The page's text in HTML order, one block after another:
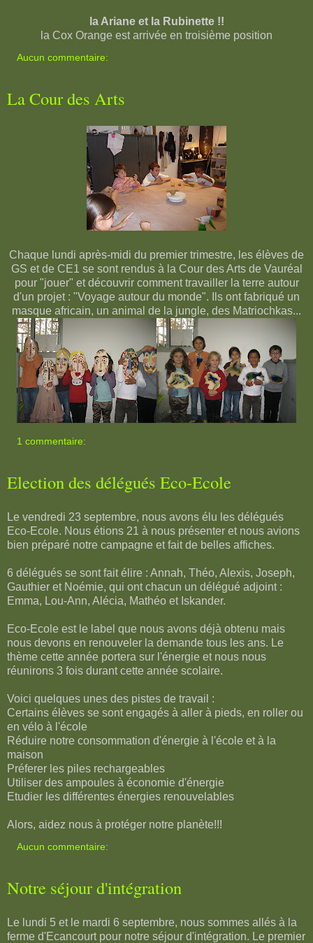
la Ariane et la Rubinette !!
la Cox Orange est arrivée en troisième position
Aucun commentaire:
La Cour des Arts
Chaque lundi après-midi du premier trimestre, les élèves de
GS et de CE1 se sont rendus à la Cour des Arts de Vauréal
pour "jouer" et découvrir comment travailler la terre autour
d'un projet : "Voyage autour du monde". Ils ont fabriqué un
masque africain, un animal de la jungle, des Matriochkas...
1 commentaire:
Election des délégués Eco-Ecole
Le vendredi 23 septembre, nous avons élu les délégués
Eco-Ecole. Nous étions 21 à nous présenter et nous avions
bien préparé notre campagne et fait de belles affiches.
6 délégués se sont fait élire : Annah, Théo, Alexis, Joseph,
Gauthier et Noémie, qui ont chacun un délégué adjoint :
Emma, Lou-Ann, Alécia, Mathéo et Iskander.
Eco-Ecole est le label que nous avons déjà obtenu mais
nous devons en renouveler la demande tous les ans. Le
thème cette année portera sur l'énergie et nous nous
réunirons 3 fois durant cette année scolaire.
Voici quelques unes des pistes de travail :
Certains élèves se sont engagés à aller à pieds, en roller ou
en vélo à l'école
Réduire notre consommation d'énergie à l'école et à la
maison
Préferer les piles rechargeables
Utiliser des ampoules à économie d'énergie
Etudier les différentes énergies renouvelables
Alors, aidez nous à protéger notre planète!!!
Aucun commentaire:
Notre séjour d'intégration
Le lundi 5 et le mardi 6 septembre, nous sommes allés à la
ferme d'Ecancourt pour notre séjour d'intégration. Le premier